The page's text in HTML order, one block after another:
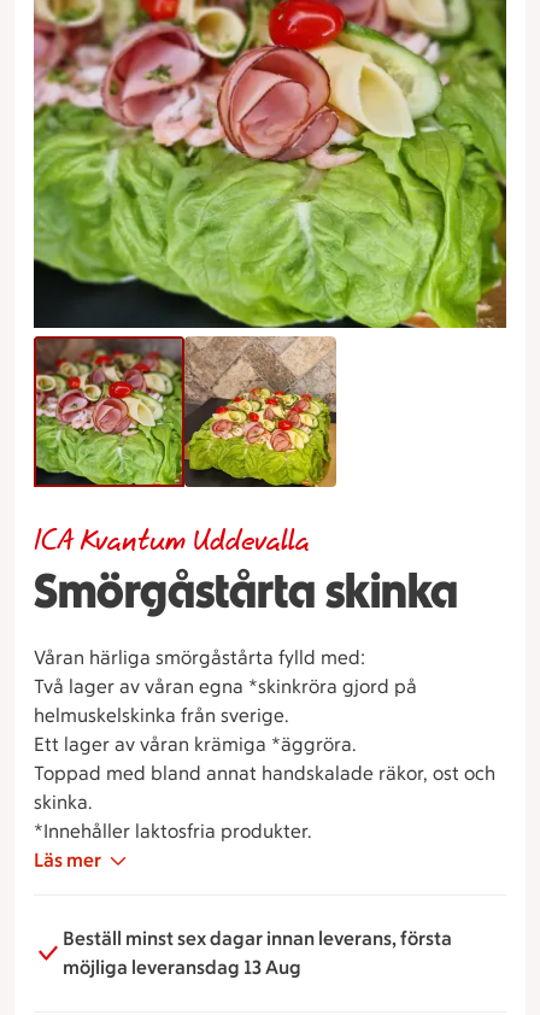
Smörgåstårta skinka
ICA Kvantum Uddevalla
Våran härliga smörgåstårta fylld med:
Två lager av våran egna *skinkröra gjord på
helmuskelskinka från sverige.
Ett lager av våran krämiga *äggröra.
Toppad med bland annat handskalade räkor, ost och
skinka.
*Innehåller laktosfria produkter.
Läs mer
Beställ minst sex dagar innan leverans, första
möjliga leveransdag 13 Aug